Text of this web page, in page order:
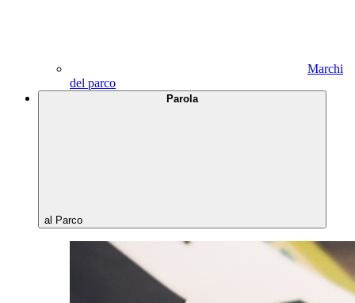
Marchi
del parco
Parola
al Parco